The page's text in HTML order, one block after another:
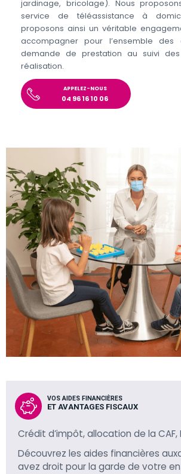
jardinage, bricolage). Nous
service de téléassistance à
proposons ainsi un véritable
accompagner pour l’ensemble
demande de prestation au suivi
réalisation.
APPELEZ-NOUS
04 96 16 10 06
VOS AIDES FINANCIÈRES
ET AVANTAGES FISCAUX
Crédit d’impôt, allocation de la CAF,
Découvrez les aides financières
avez droit pour la garde de votre